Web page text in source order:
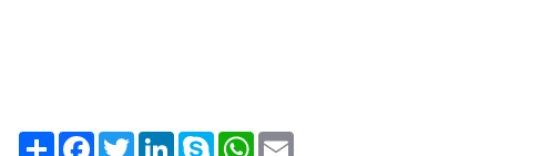
Share
FacebookTwitterLinkedInSkype
WhatsAppEmail